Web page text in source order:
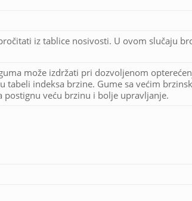
iz tablice nosivosti. U ovom slučaju
može izdržati pri dozvoljenom
tabeli indeksa brzine. Gume sa većim
veću brzinu i bolje upravljanje.